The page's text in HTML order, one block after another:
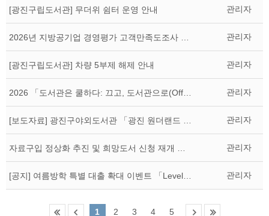
[광진구립도서관] 무더위 쉼터 운영 안내 관리자
2026년 지방공기업 경영평가 고객만족도조사 실시 안내 관리자
[광진구립도서관] 차량 5부제 해제 안내 관리자
2026 「도서관은 쿨하다: 끄고, 도서관으로(Off&Library)」 캠페인 안내 관리자
[보도자료] 광진구야외도서관 「광진 원더랜드 : 취향발견」 성황리 운영 마무리 관리자
자료구입 정상화 추진 및 희망도서 신청 재개 안내 관리자
[공지] 여름방학 특별 대출 확대 이벤트 「Level up!」 안내 관리자
1 2 3 4 5